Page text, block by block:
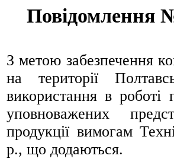
Повідомлення
З метою забезпечення
на території
використання в роботі
уповноважених
продукції вимогам
р., що додаються.